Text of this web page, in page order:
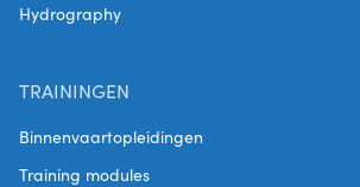
Hydrography
TRAININGEN
Binnenvaartopleidingen
Training modules